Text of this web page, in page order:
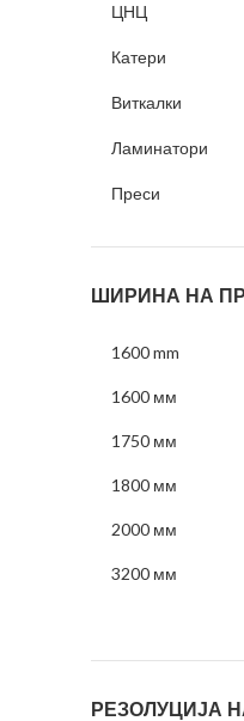
ЦНЦ
Катери
Виткалки
Ламинатори
Преси
ШИРИНА НА
1600 mm
1600 мм
1750 мм
1800 мм
2000 мм
3200 мм
РЕЗОЛУЦИЈА